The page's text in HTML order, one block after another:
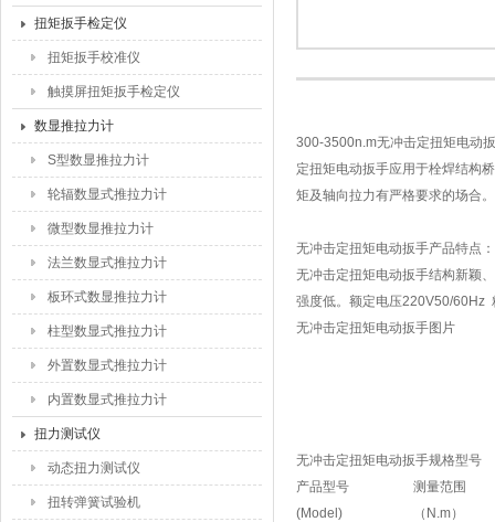
扭矩扳手检定仪
扭矩扳手校准仪
触摸屏扭矩扳手检定仪
数显推拉力计
S型数显推拉力计
轮辐数显式推拉力计
微型数显推拉力计
法兰数显式推拉力计
板环式数显推拉力计
柱型数显式推拉力计
外置数显式推拉力计
内置数显式推拉力计
扭力测试仪
动态扭力测试仪
扭转弹簧试验机
300-3500n.m无冲击定扭矩电动
定扭矩电动扳手应用于栓焊结构
矩及轴向拉力有严格要求的场合。
无冲击定扭矩电动扳手产品特点：
无冲击定扭矩电动扳手结构新颖
强度低。额定电压220V50/60Hz
无冲击定扭矩电动扳手图片
无冲击定扭矩电动扳手规格型号
产品型号
(Model)
测量范围
（N.m）